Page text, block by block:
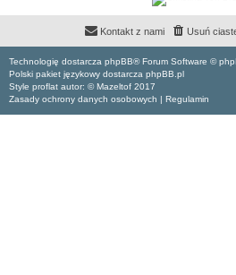
Usuń
Kontakt z nami
Technologię dostarcza phpBB® Forum Software ©
Polski pakiet językowy dostarcza phpBB.pl
Style proflat autor: ©Mazeltof 2017
Zasady ochrony danych osobowych | Regulamin